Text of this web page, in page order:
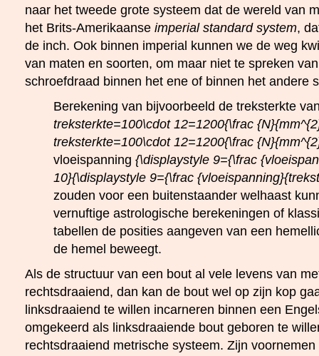
naar het tweede grote systeem dat de wereld van
het Brits-Amerikaanse imperial standard system,
de inch. Ook binnen imperial kunnen we de weg
van maten en soorten, om maar niet te spreken
schroefdraad binnen het ene of binnen het andere
Berekening van bijvoorbeeld de treksterkte
treksterkte=100\cdot 12=1200{\frac
treksterkte=100\cdot 12=1200{\frac
vloeispanning {\displaystyle 9={\frac
10}{\displaystyle 9={\frac
zouden voor een buitenstaander welhaast
vernuftige astrologische berekeningen of
tabellen de posities aangeven van een
de hemel beweegt.
Als de structuur van een bout al vele levens van
rechtsdraaiend, dan kan de bout wel op zijn kop
linksdraaiend te willen incarneren binnen een
omgekeerd als linksdraaiende bout geboren te
rechtsdraaiend metrische systeem. Zijn